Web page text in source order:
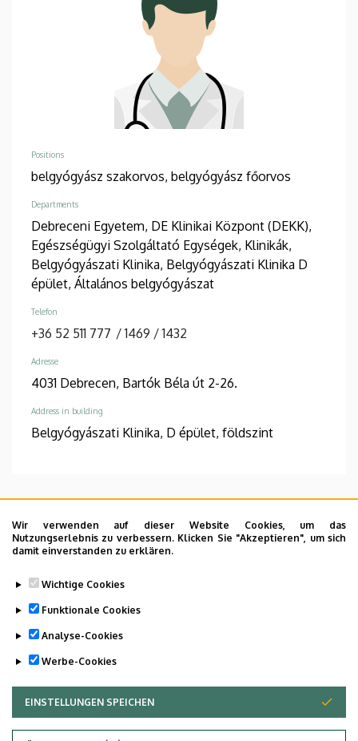
Wir verwenden auf dieser Website Cookies, um das
Nutzungserlebnis zu verbessern. Klicken Sie "Akzeptieren", um sich
damit einverstanden zu erklären.
Wichtige Cookies
Funktionale Cookies
Analyse-Cookies
Werbe-Cookies
EINSTELLUNGEN SPEICHEN
ZUSTIMMUNG ZURÜCKZIEHEN
Positions
belgyógyász szakorvos, belgyógyász főorvos
Departments
Debreceni Egyetem, DE Klinikai Központ (DEKK),
Egészségügyi Szolgáltató Egységek, Klinikák,
Belgyógyászati Klinika, Belgyógyászati Klinika D
épület, Általános belgyógyászat
Telefon
+36 52 511 777 / 1469 / 1432
Adresse
4031 Debrecen, Bartók Béla út 2-26.
Address in building
Belgyógyászati Klinika, D épület, földszint
Informations
Diplomas
Competences
Spoken languages
angol